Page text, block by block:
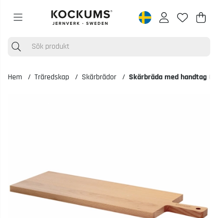
.
Hem Träredskap Skärbrädor Skärbräda med handtag